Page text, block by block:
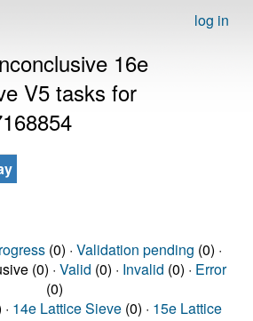
log in
16e
V5 tasks for
(0) · Validation pending (0) ·
(0) · Valid (0) · Invalid (0) · Error
(0)
14e Lattice Sieve (0) · 15e Lattice